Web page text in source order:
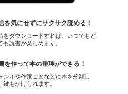
を気にせずにサクサク読める！
をダウンロードすれば、いつでもど
も読書が楽しめます。
を作って本の整理ができる！
ンルや作家ごとなどに本を分類し
鍵もかけられます。